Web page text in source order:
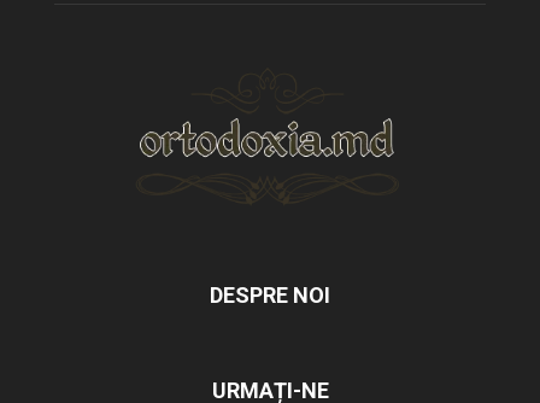
DESPRE NOI
URMAȚI-NE